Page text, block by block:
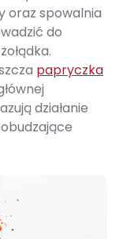
oraz spowalnia
do
papryczka
działanie